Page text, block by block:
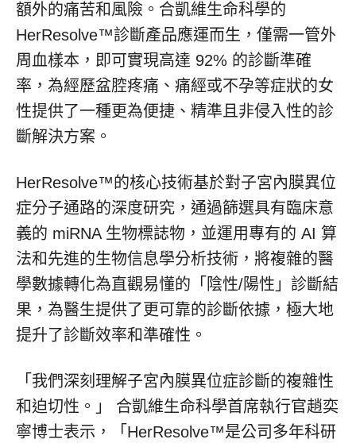
額外的痛苦和風險。合凱維生命科學的
HerResolve™診斷產品應運而生，僅需一管外
周血樣本，即可實現高達 92% 的診斷準確
率，為經歷盆腔疼痛、痛經或不孕等症狀的女
性提供了一種更為便捷、精準且非侵入性的診
斷解決方案。
HerResolve™的核心技術基於對子宮內膜異位
症分子通路的深度研究，通過篩選具有臨床意
義的 miRNA 生物標誌物，並運用專有的 AI 算
法和先進的生物信息學分析技術，將複雜的醫
學數據轉化為直觀易懂的「陰性/陽性」診斷結
果，為醫生提供了更可靠的診斷依據，極大地
提升了診斷效率和準確性。
「我們深刻理解子宮內膜異位症診斷的複雜性
和迫切性。」 合凱維生命科學首席執行官趙奕
寧博士表示，「HerResolve™是公司多年科研